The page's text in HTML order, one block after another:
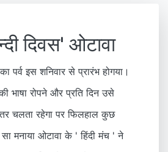
दिवस' ओटावा
पर्व इस शनिवार से प्रारंभ होगया।
भाषा रोपने और प्रति दिन उसे
चलता रहेगा पर फिलहाल कुछ
मनाया ओटावा के ' हिंदी मंच ' ने